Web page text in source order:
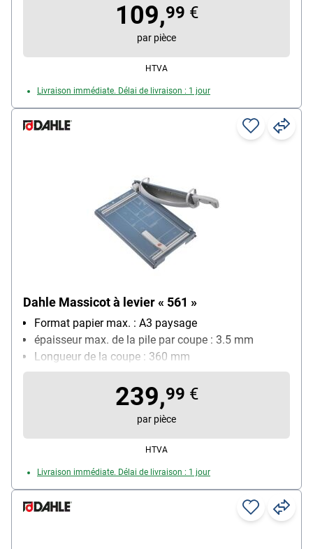
Particularités : 2 équerres avec graduation en cm et
DIN, acier Solingen109,99 €
par pièce
HTVA
Livraison immédiate. Délai de livraison : 1 jour
Dahle Massicot à levier « 561 »
Format papier max. : A3 paysage
épaisseur max. de la pile par coupe : 3.5 mm
Longueur de la coupe : 360 mm
Quadrillage avec différents formats : Oui
Particularités : 2 angles gradués, inox Solinger
239,99 €
par pièce
HTVA
Livraison immédiate. Délai de livraison : 1 jour